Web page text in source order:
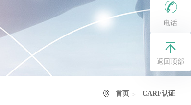
首页 CARF认证
电话
返回顶部